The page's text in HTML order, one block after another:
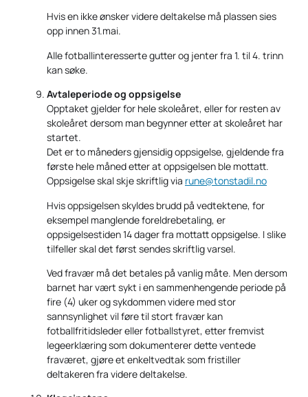
Hvis en ikke ønsker videre deltakelse må plassen sies
opp innen 31.mai.
Alle fotballinteresserte gutter og jenter fra 1. til 4. trinn
kan søke.
Avtaleperiode og oppsigelse
Opptaket gjelder for hele skoleåret, eller for resten av
skoleåret dersom man begynner etter at skoleåret har
startet.
Det er to måneders gjensidig oppsigelse, gjeldende fra
første hele måned etter at oppsigelsen ble mottatt.
Oppsigelse skal skje skriftlig via rune@tonstadil.no
Hvis oppsigelsen skyldes brudd på vedtektene, for
eksempel manglende foreldrebetaling, er
oppsigelsestiden 14 dager fra mottatt oppsigelse. I slike
tilfeller skal det først sendes skriftlig varsel.
Ved fravær må det betales på vanlig måte. Men dersom
barnet har vært sykt i en sammenhengende periode på
fire (4) uker og sykdommen videre med stor
sannsynlighet vil føre til stort fravær kan
fotballfritidsleder eller fotballstyret, etter fremvist
legeerklæring som dokumenterer dette ventede
fraværet, gjøre et enkeltvedtak som fristiller
deltakeren fra videre deltakelse.